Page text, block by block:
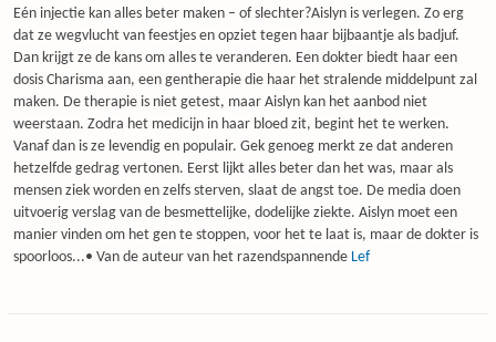
Eén injectie kan alles beter maken – of slechter?Aislyn is verlegen. Zo erg
dat ze wegvlucht van feestjes en opziet tegen haar bijbaantje als badjuf.
Dan krijgt ze de kans om alles te veranderen. Een dokter biedt haar een
dosis Charisma aan, een gentherapie die haar het stralende middelpunt zal
maken. De therapie is niet getest, maar Aislyn kan het aanbod niet
weerstaan. Zodra het medicijn in haar bloed zit, begint het te werken.
Vanaf dan is ze levendig en populair. Gek genoeg merkt ze dat anderen
hetzelfde gedrag vertonen. Eerst lijkt alles beter dan het was, maar als
mensen ziek worden en zelfs sterven, slaat de angst toe. De media doen
uitvoerig verslag van de besmettelijke, dodelijke ziekte. Aislyn moet een
manier vinden om het gen te stoppen, voor het te laat is, maar de dokter is
spoorloos...• Van de auteur van het razendspannende Lef